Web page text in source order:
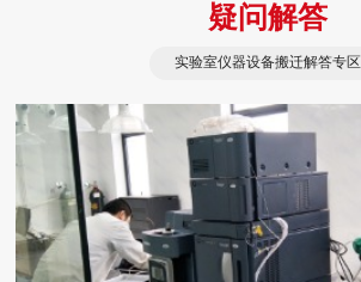
疑问解答
实验室仪器设备搬迁解答专区